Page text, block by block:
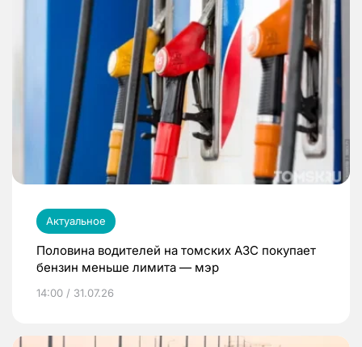
Актуальное
Половина водителей на томских АЗС покупает
бензин меньше лимита — мэр
14:00 / 31.07.26